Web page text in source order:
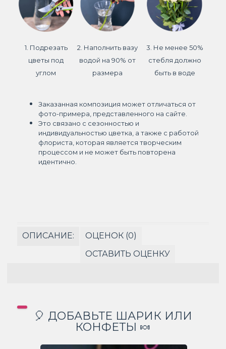
1. Подрезать
цветы под
углом
2. Наполнить вазу
водой на 90% от
размера
3. Не менее 50%
стебля должно
быть в воде
Заказанная композиция может отличаться от
фото-примера, представленного на сайте.
Это связано с сезонностью и
индивидуальностью цветка, а также с работой
флориста, которая является творческим
процессом и не может быть повторена
идентично.
ОПИСАНИЕ:
ОЦЕНОК (0)
ОСТАВИТЬ ОЦЕНКУ
🎈 ДОБАВЬТЕ ШАРИК ИЛИ
КОНФЕТЫ 🍬